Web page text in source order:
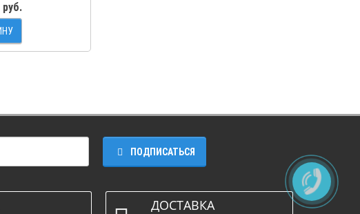
руб.
ПОДПИСАТЬСЯ
ДОСТАВКА